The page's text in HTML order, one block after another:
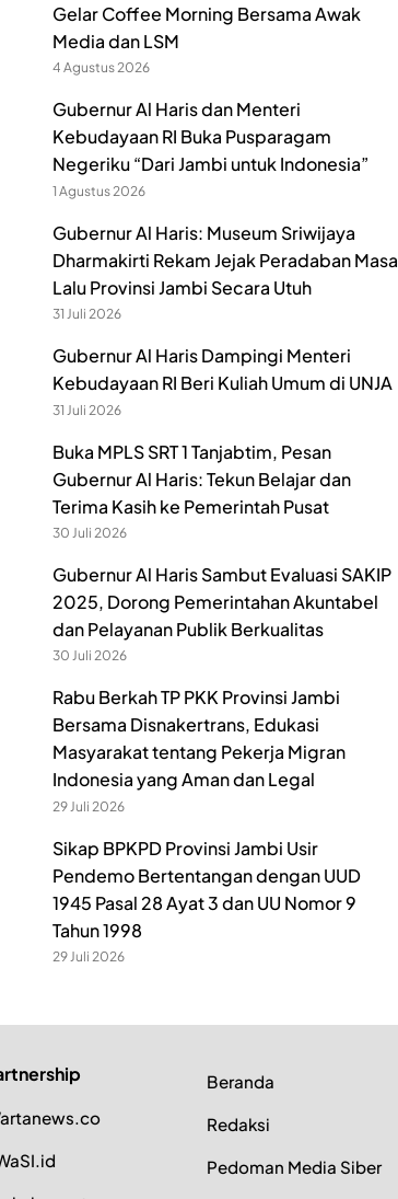
Gelar Coffee Morning Bersama Awak
Media dan LSM
4 Agustus 2026
Gubernur Al Haris dan Menteri
Kebudayaan RI Buka Pusparagam
Negeriku “Dari Jambi untuk Indonesia”
1 Agustus 2026
Gubernur Al Haris: Museum Sriwijaya
Dharmakirti Rekam Jejak Peradaban Masa
Lalu Provinsi Jambi Secara Utuh
31 Juli 2026
Gubernur Al Haris Dampingi Menteri
Kebudayaan RI Beri Kuliah Umum di UNJA
31 Juli 2026
Buka MPLS SRT 1 Tanjabtim, Pesan
Gubernur Al Haris: Tekun Belajar dan
Terima Kasih ke Pemerintah Pusat
30 Juli 2026
Gubernur Al Haris Sambut Evaluasi SAKIP
2025, Dorong Pemerintahan Akuntabel
dan Pelayanan Publik Berkualitas
30 Juli 2026
Rabu Berkah TP PKK Provinsi Jambi
Bersama Disnakertrans, Edukasi
Masyarakat tentang Pekerja Migran
Indonesia yang Aman dan Legal
29 Juli 2026
Sikap BPKPD Provinsi Jambi Usir
Pendemo Bertentangan dengan UUD
1945 Pasal 28 Ayat 3 dan UU Nomor 9
Tahun 1998
29 Juli 2026
Beranda
Redaksi
Pedoman Media Siber